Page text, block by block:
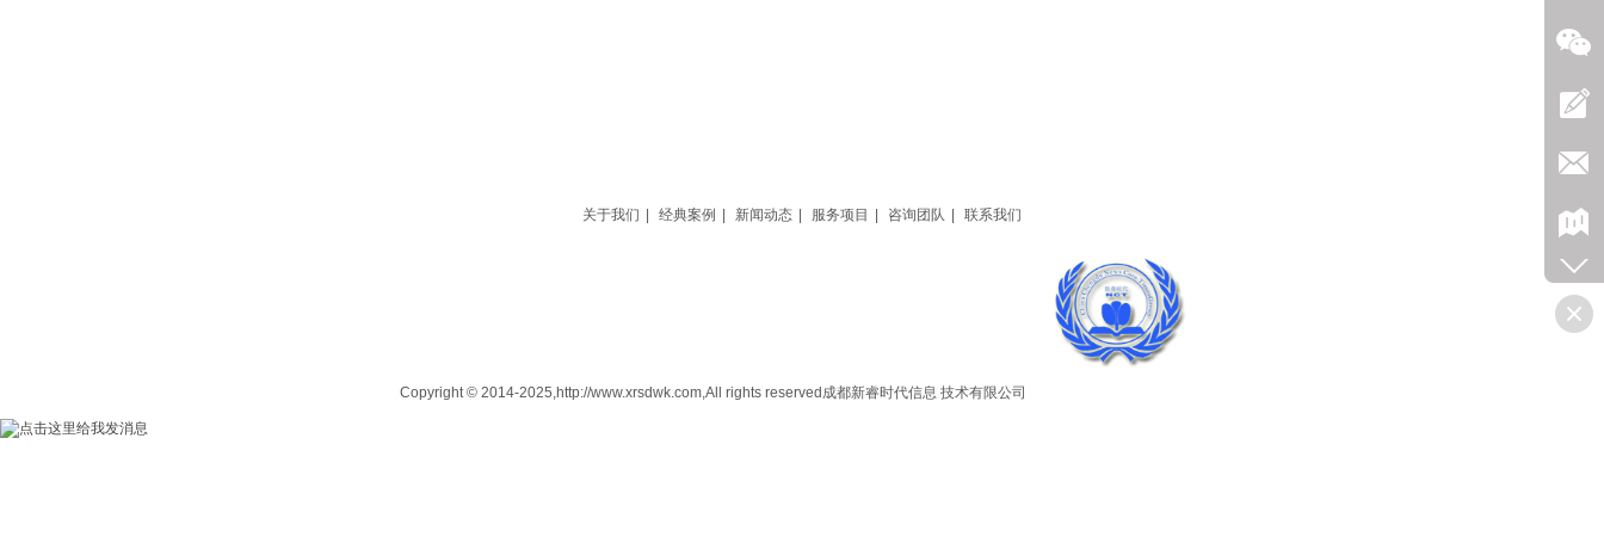
关于我们 经典案例 新闻动态 服务项目 咨询团队 联系我们
Copyright © 2014-2025,http://www.xrsdwk.com,All rights reserved成都新睿时代信息 技术有限公司